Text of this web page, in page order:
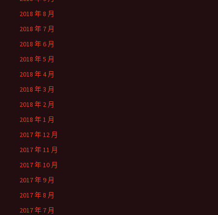
2018 年 8 月
2018 年 7 月
2018 年 6 月
2018 年 5 月
2018 年 4 月
2018 年 3 月
2018 年 2 月
2018 年 1 月
2017 年 12 月
2017 年 11 月
2017 年 10 月
2017 年 9 月
2017 年 8 月
2017 年 7 月